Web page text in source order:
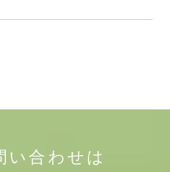
い合わせは